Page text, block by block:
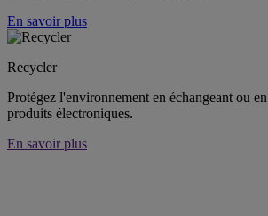
En savoir plus
Recycler
Protégez l'environnement en échangeant ou
produits électroniques.
En savoir plus